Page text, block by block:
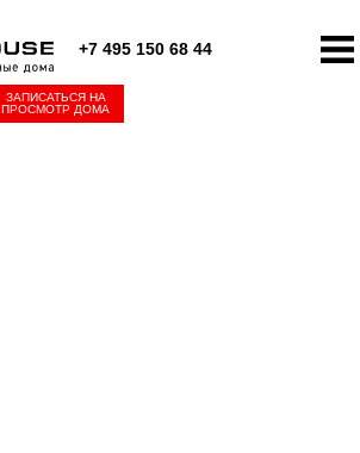
+7 495 150 68 44
ЗАПИСАТЬСЯ НА
ПРОСМОТР ДОМА